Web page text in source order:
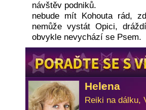
návštěv podniků.
nebude mít Kohouta rád,
nemůže vystát Opici,
obvykle nevychází se Psem.
Helena
Reiki na dálku,